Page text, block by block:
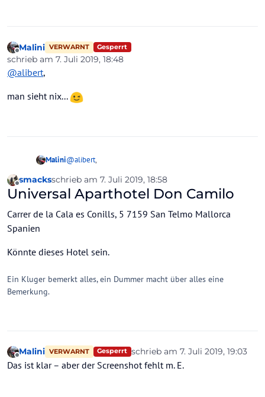
Offline
Malini VERWARNT Gesperrt
schrieb am 7. Juli 2019, 18:48
zuletzt editiert von
@alibert,
man sieht nix...
Malini@alibert,
man sieht nix...
Offline
smacksschrieb am 7. Juli 2019, 18:58
zuletzt editiert von smacks7. Juli 2019, 18:59
Universal Aparthotel Don Camilo
Carrer de la Cala es Conills, 5 7159 San Telmo Mallorca
Spanien
Könnte dieses Hotel sein.
Ein Kluger bemerkt alles, ein Dummer macht über alles eine
Bemerkung.
Offline
Malini VERWARNT Gesperrt schrieb am7. Juli 2019, 19:03
zuletzt editiert von
Das ist klar – aber der Screenshot fehlt m. E.